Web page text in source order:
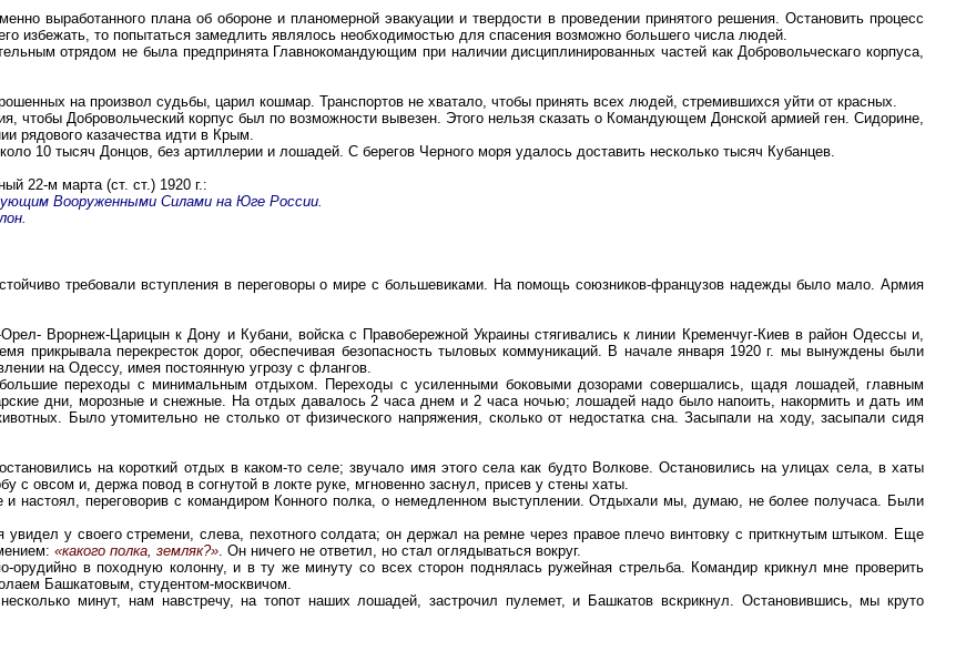
выработанного плана об обороне и планомерной эвакуации и твердости в проведении принятого решения. Остановить процесс
избежать, то попытаться замедлить являлось необходимостью для спасения возможно большего числа людей.
отрядом не была предпринята Главнокомандующим при наличии дисциплинированных частей как Добровольческаго корпуса,
на произвол судьбы, царил кошмар. Транспортов не хватало, чтобы принять всех людей, стремившихся уйти от красных.
чтобы Добровольческий корпус был по возможности вывезен. Этого нельзя сказать о Командующем Донской армией ген. Сидорине,
рядового казачества идти в Крым.
10 тысяч Донцов, без артиллерии и лошадей. С берегов Черного моря удалось доставить несколько тысяч Кубанцев.
22-м марта (ст. ст.) 1920 г.:
Вооруженными Силами на Юге России.
требовали вступления в переговоры о мире с большевиками. На помощь союзников-французов надежды было мало. Армия
Врорнеж-Царицын к Дону и Кубани, войска с Правобережной Украины стягивались к линии Кременчуг-Киев в район Одессы и,
прикрывала перекресток дорог, обеспечивая безопасность тыловых коммуникаций. В начале января 1920 г. мы вынуждены были
на Одессу, имея постоянную угрозу с флангов.
большие переходы с минимальным отдыхом. Переходы с усиленными боковыми дозорами совершались, щадя лошадей, главным
дни, морозные и снежные. На отдых давалось 2 часа днем и 2 часа ночью; лошадей надо было напоить, накормить и дать им
Было утомительно не столько от физического напряжения, сколько от недостатка сна. Засыпали на ходу, засыпали сидя
на короткий отдых в каком-то селе; звучало имя этого села как будто Волкове. Остановились на улицах села, в хаты
с овсом и, держа повод в согнутой в локте руке, мгновенно заснул, присев у стены хаты.
настоял, переговорив с командиром Конного полка, о немедленном выступлении. Отдыхали мы, думаю, не более получаса. Были
у своего стремени, слева, пехотного солдата; он держал на ремне через правое плечо винтовку с приткнутым штыком. Еще
«какого полка, земляк?» . Он ничего не ответил, но стал оглядываться вокруг.
орудийно в походную колонну, и в ту же минуту со всех сторон поднялась ружейная стрельба. Командир крикнул мне проверить
Башкатовым, студентом-москвичом.
минут, нам навстречу, на топот наших лошадей, застрочил пулемет, и Башкатов вскрикнул. Остановившись, мы круто